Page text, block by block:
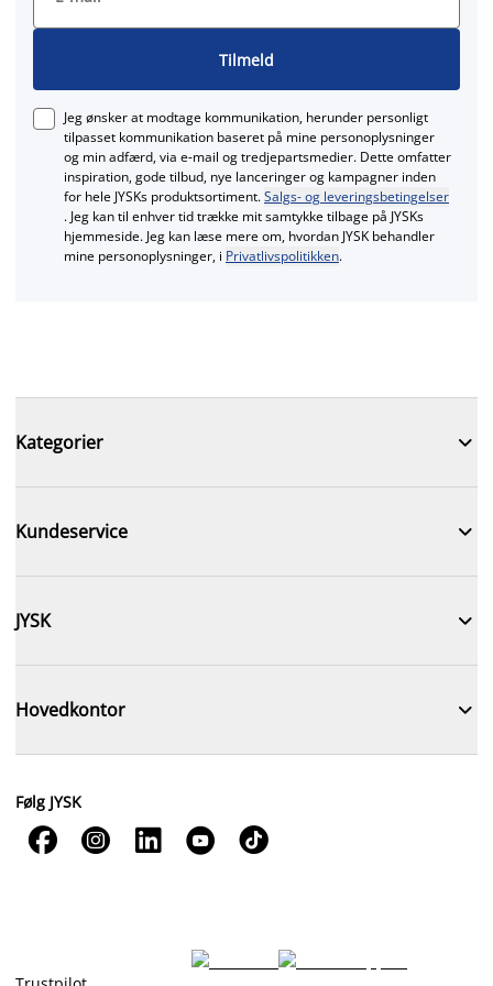
Tilmeld
Jeg ønsker at modtage kommunikation, herunder personligt
tilpasset kommunikation baseret på mine personoplysninger
og min adfærd, via e‑mail og tredjepartsmedier. Dette omfatter
inspiration, gode tilbud, nye lanceringer og kampagner inden
for hele JYSKs produktsortiment.Salgs- og leveringsbetingelser
. Jeg kan til enhver tid trække mit samtykke tilbage på JYSKs
hjemmeside. Jeg kan læse mere om, hvordan JYSK behandler
mine personoplysninger, i Privatlivspolitikken.
Kategorier 
Kundeservice 
JYSK 
Hovedkontor 
Følg JYSK
    